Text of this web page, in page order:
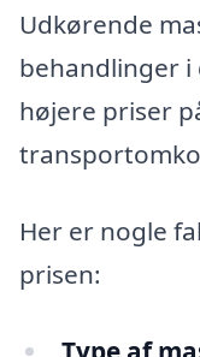
Udkørende
behandlinger i
højere priser
Her er nogle
prisen: